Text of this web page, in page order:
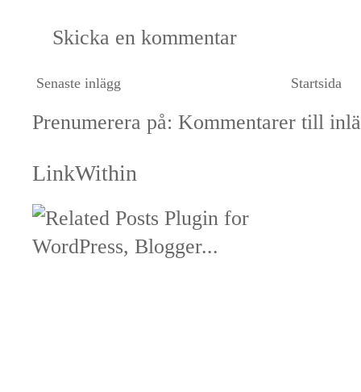
Skicka en kommentar
Senaste inlägg Startsida
Prenumerera på: Kommentarer till
LinkWithin